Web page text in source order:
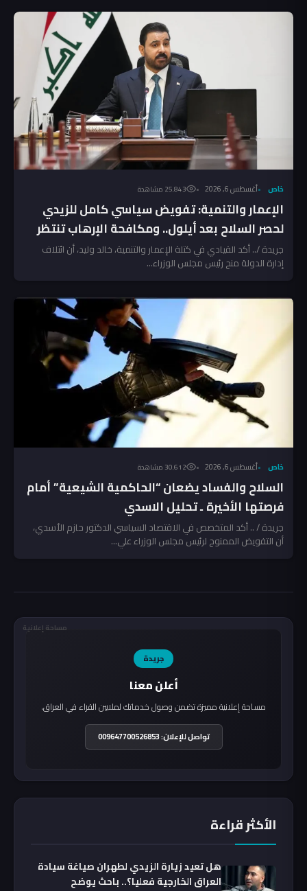
خاص أغسطس 6, 2026 25٬843 مشاهدة
الإعمار والتنمية: تفويض سياسي كامل للزيدي
لحصر السلاح بعد أيلول.. ومكافحة الإرهاب تنتظر
المخالفين!
جريدة /.. أكد القيادي في كتلة الإعمار والتنمية، خالد وليد، أن ائتلاف
إدارة الدولة منح رئيس مجلس الوزراء...
خاص أغسطس 6, 2026 30٬612 مشاهدة
السلاح والفساد يضعان “الحاكمية الشيعية” أمام
فرصتها الأخيرة ـ تحليل الاسدي
جريدة / .. أكد المتخصص في الاقتصاد السياسي الدكتور حازم الأسدي،
أن التفويض الممنوح لرئيس مجلس الوزراء علي...
مساحة إعلانية
جريدة
أعلن معنا
مساحة إعلانية مميزة تضمن وصول خدماتك لملايين القراء في العراق.
تواصل للإعلان: 009647700526853
الأكثر قراءة
هل تعيد زيارة الزيدي لطهران صياغة سيادة
العراق الخارجية فعليا؟.. باحث يوضح